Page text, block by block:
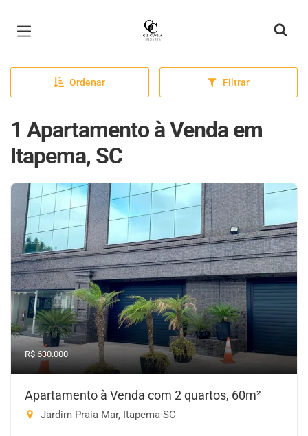
Página inicial
Ordenar Filtrar
1 Apartamento à Venda em
Itapema, SC
R$ 630.000
Apartamento à Venda com 2 quartos, 60m²
Jardim Praia Mar, Itapema-SC